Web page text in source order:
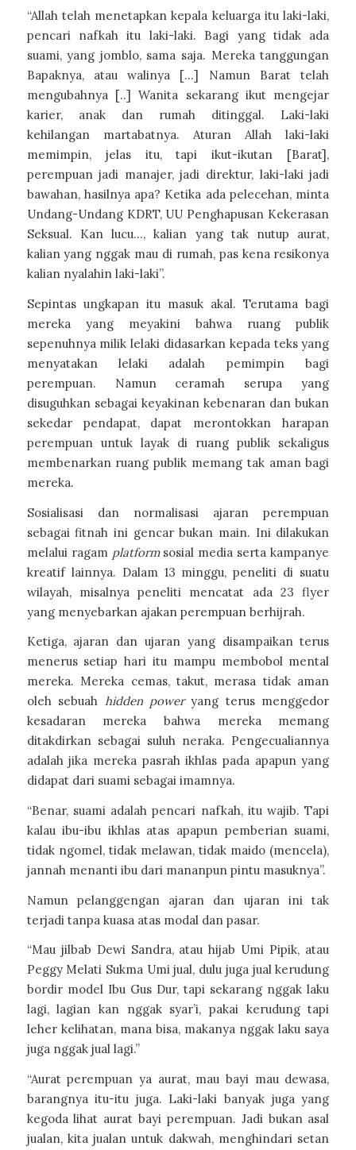
“Allah telah menetapkan kepala keluarga itu laki-laki,
pencari nafkah itu laki-laki. Bagi yang tidak ada
suami, yang jomblo, sama saja. Mereka tanggungan
Bapaknya, atau walinya […] Namun Barat telah
mengubahnya [..] Wanita sekarang ikut mengejar
karier, anak dan rumah ditinggal. Laki-laki
kehilangan martabatnya. Aturan Allah laki-laki
memimpin, jelas itu, tapi ikut-ikutan [Barat],
perempuan jadi manajer, jadi direktur, laki-laki jadi
bawahan, hasilnya apa? Ketika ada pelecehan, minta
Undang-Undang KDRT, UU Penghapusan Kekerasan
Seksual. Kan lucu…, kalian yang tak nutup aurat,
kalian yang nggak mau di rumah, pas kena resikonya
kalian nyalahin laki-laki”.
Sepintas ungkapan itu masuk akal. Terutama bagi
mereka yang meyakini bahwa ruang publik
sepenuhnya milik lelaki didasarkan kepada teks yang
menyatakan lelaki adalah pemimpin bagi
perempuan. Namun ceramah serupa yang
disuguhkan sebagai keyakinan kebenaran dan bukan
sekedar pendapat, dapat merontokkan harapan
perempuan untuk layak di ruang publik sekaligus
membenarkan ruang publik memang tak aman bagi
mereka.
Sosialisasi dan normalisasi ajaran perempuan
sebagai fitnah ini gencar bukan main. Ini dilakukan
melalui ragam platformsosial media serta kampanye
kreatif lainnya. Dalam 13 minggu, peneliti di suatu
wilayah, misalnya peneliti mencatat ada 23 flyer
yang menyebarkan ajakan perempuan berhijrah.
Ketiga, ajaran dan ujaran yang disampaikan terus
menerus setiap hari itu mampu membobol mental
mereka. Mereka cemas, takut, merasa tidak aman
oleh sebuah hidden poweryang terus menggedor
kesadaran mereka bahwa mereka memang
ditakdirkan sebagai suluh neraka. Pengecualiannya
adalah jika mereka pasrah ikhlas pada apapun yang
didapat dari suami sebagai imamnya.
“Benar, suami adalah pencari nafkah, itu wajib. Tapi
kalau ibu-ibu ikhlas atas apapun pemberian suami,
tidak ngomel, tidak melawan, tidak maido (mencela),
jannah menanti ibu dari mananpun pintu masuknya”.
Namun pelanggengan ajaran dan ujaran ini tak
terjadi tanpa kuasa atas modal dan pasar.
“Mau jilbab Dewi Sandra, atau hijab Umi Pipik, atau
Peggy Melati Sukma Umi jual, dulu juga jual kerudung
bordir model Ibu Gus Dur, tapi sekarang nggak laku
lagi, lagian kan nggak syar’i, pakai kerudung tapi
leher kelihatan, mana bisa, makanya nggak laku saya
juga nggak jual lagi.”
“Aurat perempuan ya aurat, mau bayi mau dewasa,
barangnya itu-itu juga. Laki-laki banyak juga yang
kegoda lihat aurat bayi perempuan. Jadi bukan asal
jualan, kita jualan untuk dakwah, menghindari setan